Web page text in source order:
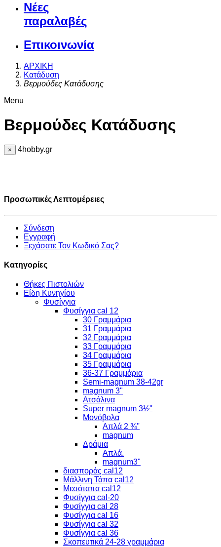
Νέες
παραλαβές
Επικοινωνία
ΑΡΧΙΚΗ
Κατάδυση
Βερμούδες Κατάδυσης
Menu
Βερμούδες Κατάδυσης
× 4hobby.gr
Προσωπικές Λεπτομέρειες
Σύνδεση
Εγγραφή
Ξεχάσατε Τον Κωδικό Σας?
Κατηγορίες
Θήκες Πιστολιών
Είδη Κυνηγίου
Φυσίγγια
Φυσίγγια cal 12
30 Γραμμάρια
31 Γραμμάρια
32 Γραμμάρια
33 Γραμμάρια
34 Γραμμάρια
35 Γραμμάρια
36-37 Γραμμάρια
Semi-magnum 38-42gr
magnum 3"
Ατσάλινα
Super magnum 3½''
Μονόβολα
Απλά 2 ¾''
magnum
Δράμια
Απλά.
magnum3"
διασποράς cal12
Μάλλινη Τάπα cal12
Μεσόταπα cal12
Φυσίγγια cal-20
Φυσίγγια cal 28
Φυσίγγια cal 16
Φυσίγγια cal 32
Φυσίγγια cal 36
Σκοπευτικά 24-28 γραμμάρια